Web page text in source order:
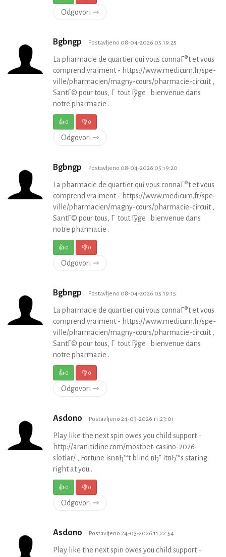
Odgovori ⇾
Bgbngp Postavljeno 08-04-2026 05:19:25
La pharmacie de quartier qui vous connaГ®t et vous
comprend vraiment - https://www.medicum.fr/spe-
ville/pharmacien/magny-cours/pharmacie-circuit ,
SantГ© pour tous, Г tout Гўge : bienvenue dans
notre pharmacie .
👍0 👎0
Odgovori ⇾
Bgbngp Postavljeno 08-04-2026 05:19:20
La pharmacie de quartier qui vous connaГ®t et vous
comprend vraiment - https://www.medicum.fr/spe-
ville/pharmacien/magny-cours/pharmacie-circuit ,
SantГ© pour tous, Г tout Гўge : bienvenue dans
notre pharmacie .
👍0 👎0
Odgovori ⇾
Bgbngp Postavljeno 08-04-2026 05:19:15
La pharmacie de quartier qui vous connaГ®t et vous
comprend vraiment - https://www.medicum.fr/spe-
ville/pharmacien/magny-cours/pharmacie-circuit ,
SantГ© pour tous, Г tout Гўge : bienvenue dans
notre pharmacie .
👍0 👎0
Odgovori ⇾
Asdono Postavljeno 24-03-2026 11:23:01
Play like the next spin owes you child support -
http://aranitidine.com/mostbet-casino-2026-
slotlar/ , Fortune isnвЂ™t blind вЂ” itвЂ™s staring
right at you .
👍0 👎0
Odgovori ⇾
Asdono Postavljeno 24-03-2026 11:22:54
Play like the next spin owes you child support -